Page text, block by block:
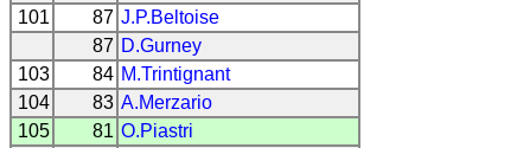
101
87 J.P.Beltoise
87 D.Gurney
103
84 M.Trintignant
104
83 A.Merzario
105
81 O.Piastri